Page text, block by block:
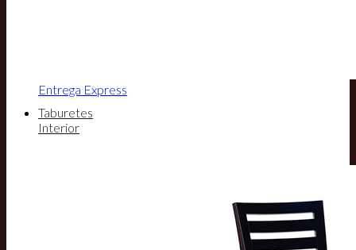
Entrega Express
Taburetes
Interior